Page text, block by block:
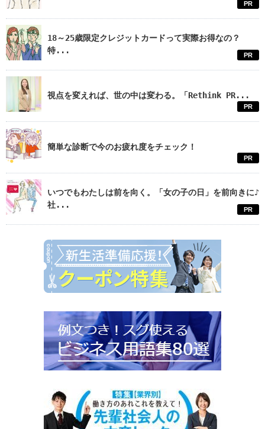
PR
18～25歳限定クレジットカードって実際お得なの？
特...
PR
視点を変えれば、世の中は変わる。「Rethink PR...
PR
簡単な診断で今のお疲れ度をチェック！
PR
いつでもわたしは前を向く。「女の子の日」を前向きに♪
社...
PR